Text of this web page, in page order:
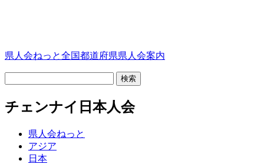
県人会ねっと全国都道府県県人会案内
チェンナイ日本人会
県人会ねっと
アジア
日本